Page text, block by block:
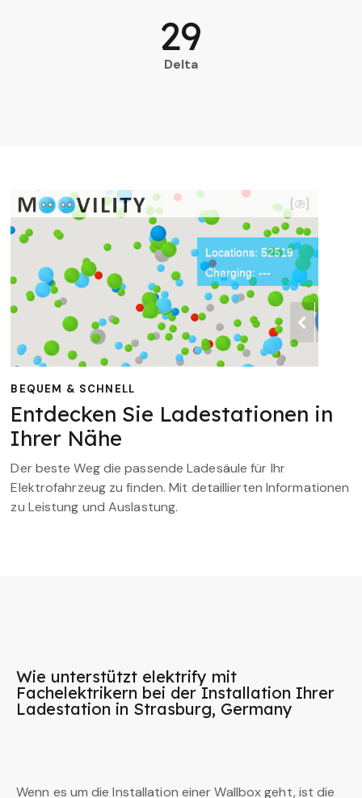
Delta
29
BEQUEM & SCHNELL
Entdecken Sie Ladestationen in
Ihrer Nähe
Der beste Weg die passende Ladesäule für Ihr
Elektrofahrzeug zu finden. Mit detaillierten Informationen
zu Leistung und Auslastung.
Wie unterstützt elektrify mit
Fachelektrikern bei der Installation Ihrer
Ladestation in Strasburg, Germany
Wenn es um die Installation einer Wallbox geht, ist die